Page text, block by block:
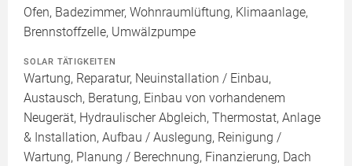
Ofen, Badezimmer, Wohnraumlüftung, Klimaanlage,
Brennstoffzelle, Umwälzpumpe
SOLAR TÄTIGKEITEN
Wartung, Reparatur, Neuinstallation / Einbau,
Austausch, Beratung, Einbau von vorhandenem
Neugerät, Hydraulischer Abgleich, Thermostat, Anlage
& Installation, Aufbau / Auslegung, Reinigung /
Wartung, Planung / Berechnung, Finanzierung, Dach